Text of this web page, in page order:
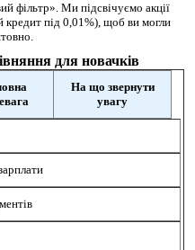
фільтр». Ми підсвічуємо акції
кредит під 0,01%), щоб ви могли
для новачків
На що звернути
увагу